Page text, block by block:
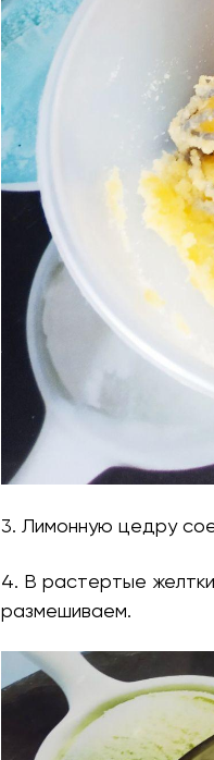
3. Лимонную цедру
4. В растертые
размешиваем.